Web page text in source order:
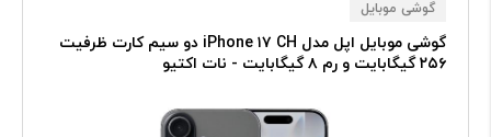
گوشی موبایل
گوشی موبایل اپل مدل iPhone ۱۷ CH دو سیم کارت ظرفیت
۲۵۶ گیگابایت و رم ۸ گیگابایت - نات اکتیو